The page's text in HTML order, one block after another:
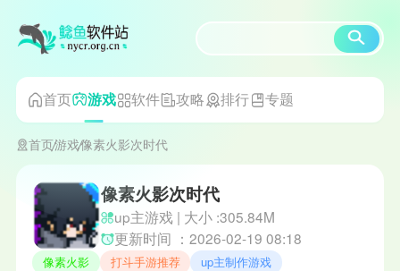
首页 游戏 软件 攻略 排行 专题
首页游戏像素火影次时代
像素火影次时代
up主游戏 | 大小 :305.84M
更新时间 ：2026-02-19 08:18
像素火影 打斗手游推荐 up主制作游戏